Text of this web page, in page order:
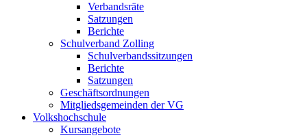
Verbandsräte
Satzungen
Berichte
Schulverband Zolling
Schulverbandssitzungen
Berichte
Satzungen
Geschäftsordnungen
Mitgliedsgemeinden der VG
Volkshochschule
Kursangebote